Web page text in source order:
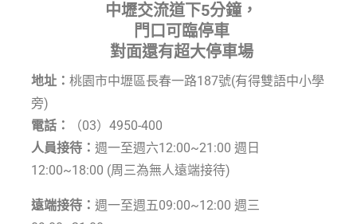
中壢交流道下5分鐘，
門口可臨停車
對面還有超大停車場
地址： 桃園市中壢區長春一路187號(有得雙語中小學
旁)
電話：
（03）4950-400
人員接待： 週一至週六12:00~21:00 週日
12:00~18:00 (周三為無人遠端接待)
遠端接待： 週一至週五09:00~12:00 週三